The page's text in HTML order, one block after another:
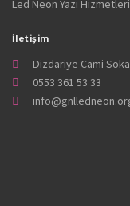
Led Neon Yazı Hizmetleri
İletişim
Dizdariye Cami
0553 361 53 33